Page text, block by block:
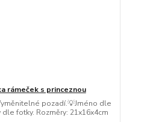
rámeček s princeznou
pozadí.💡Jméno dle
fotky. Rozměry: 21x16x4cm